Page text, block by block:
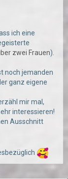
ich eine
zwei Frauen).
noch jemanden
ganz eigene
mir mal,
interessieren!
Ausschnitt